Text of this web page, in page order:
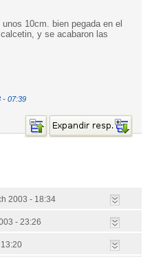
10cm. bien pegada en el
y se acabaron las
- 07:39
2003 - 18:34
- 23:26